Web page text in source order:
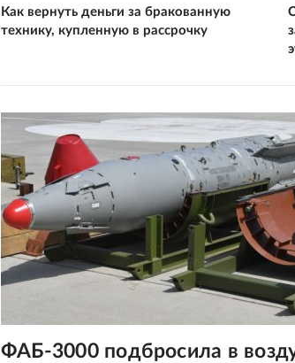
Как вернуть деньги за бракованную
технику, купленную в рассрочку
ФАБ-3000 подбросила в